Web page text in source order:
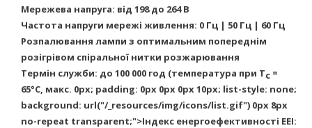
Мережева напруга: від 198 до 264 В
Частота напруги мережі живлення: 0 Гц | 50 Гц | 60 Гц
Розпалювання лампи з оптимальним попереднім
розігрівом спіральної нитки розжарювання
Термін служби: до 100 000 год (температура при Tc =
65°C, макс. 0px; padding: 0px 0px 0px 10px; list-style: none;
background: url("/_resources/img/icons/list.gif") 0px 8px
no-repeat transparent;">Індекс енергоефективності EEI: